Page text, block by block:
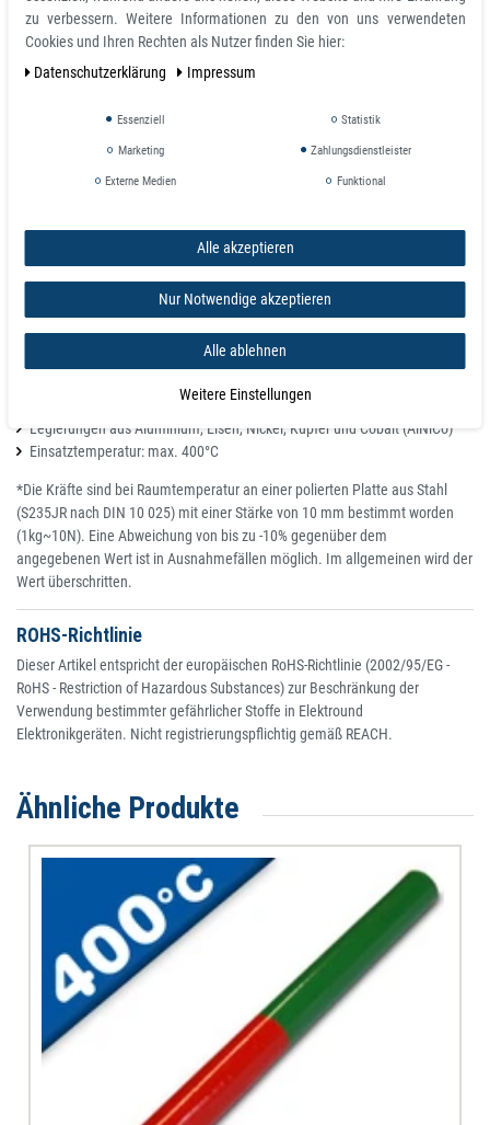
Werkzeugbau, ebenso Anlagen- und Maschinenbau. Besonders bei
Hochtemperatur-Anwendungen im Einsatz.
Produkteigenschaften und technische Daten
Stabmagnet AlNiCo, rot-grün, Ø 10 mm x 200 mm, 1 Stück
Farbe: rot - grün
Einsatzbereich:
Die max. Einsatztemperatur ist abhängig von der jeweiligen Geometrie
des Magneten.
Magnete sind temperaturbeständig bis 400°C.
Magnetische Eigenschaften:
Legierungen aus Aluminium, Eisen, Nickel, Kupfer und Cobalt (AlNiCo)
Einsatztemperatur: max. 400°C
*Die Kräfte sind bei Raumtemperatur an einer polierten Platte aus Stahl
(S235JR nach DIN 10 025) mit einer Stärke von 10 mm bestimmt worden
(1kg~10N). Eine Abweichung von bis zu -10% gegenüber dem
angegebenen Wert ist in Ausnahmefällen möglich. Im allgemeinen wird der
Wert überschritten.
ROHS-Richtlinie
Dieser Artikel entspricht der europäischen RoHS-Richtlinie (2002/95/EG -
RoHS - Restriction of Hazardous Substances) zur Beschränkung der
Verwendung bestimmter gefährlicher Stoffe in Elektround
Elektronikgeräten. Nicht registrierungspflichtig gemäß REACH.
Ähnliche Produkte
zu verbessern. Weitere Informationen zu den von uns verwendeten
Cookies und Ihren Rechten als Nutzer finden Sie hier:
Daten­schutz­erklärung
Impressum
Essenziell Statistik
Marketing Zahlungsdienstleister
Externe Medien Funktional
Alle akzeptieren
Nur Notwendige akzeptieren
Alle ablehnen
Weitere Einstellungen